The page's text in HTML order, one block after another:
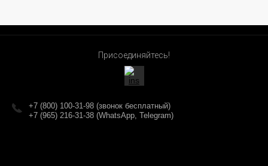
Присоединяйтесь!
+7 (800) 100-31-98 (звонок бесплатный)
+7 (965) 216-31-38 (WhatsApp, Telegram)